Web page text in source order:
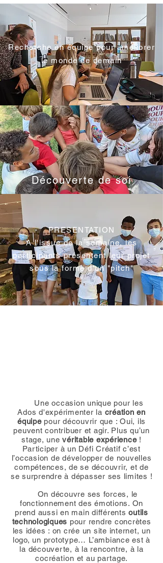
Recherche en équipe pour améliorer
le monde de demain
Découverte de soi
PRESENTATION
A l'issue de la semaine, les
participants présentent leur projet
sous la forme d'un "pitch"
Une occasion unique pour les
Ados d'expérimenter la création en
équipepour découvrir que : Oui, ils
peuvent contribuer et agir. Plus qu’un
stage, unevéritable expérience !
Participer à un Défi Créatif c’est
l’occasion de développer de nouvelles
compétences, de se découvrir, et de
se surprendre à dépasser ses limites !
On découvre ses forces, le
fonctionnement des émotions. On
prend aussi en main différentsoutils
technologiques pour rendre concrètes
les idées : on crée un site internet, un
logo, un prototype… L’ambiance est à
la découverte, à la rencontre, à la
cocréation et au partage.